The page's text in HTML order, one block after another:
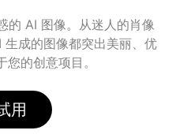
的 AI 图像。从迷人的肖像
成的图像都突出美丽、优
的创意项目。
用